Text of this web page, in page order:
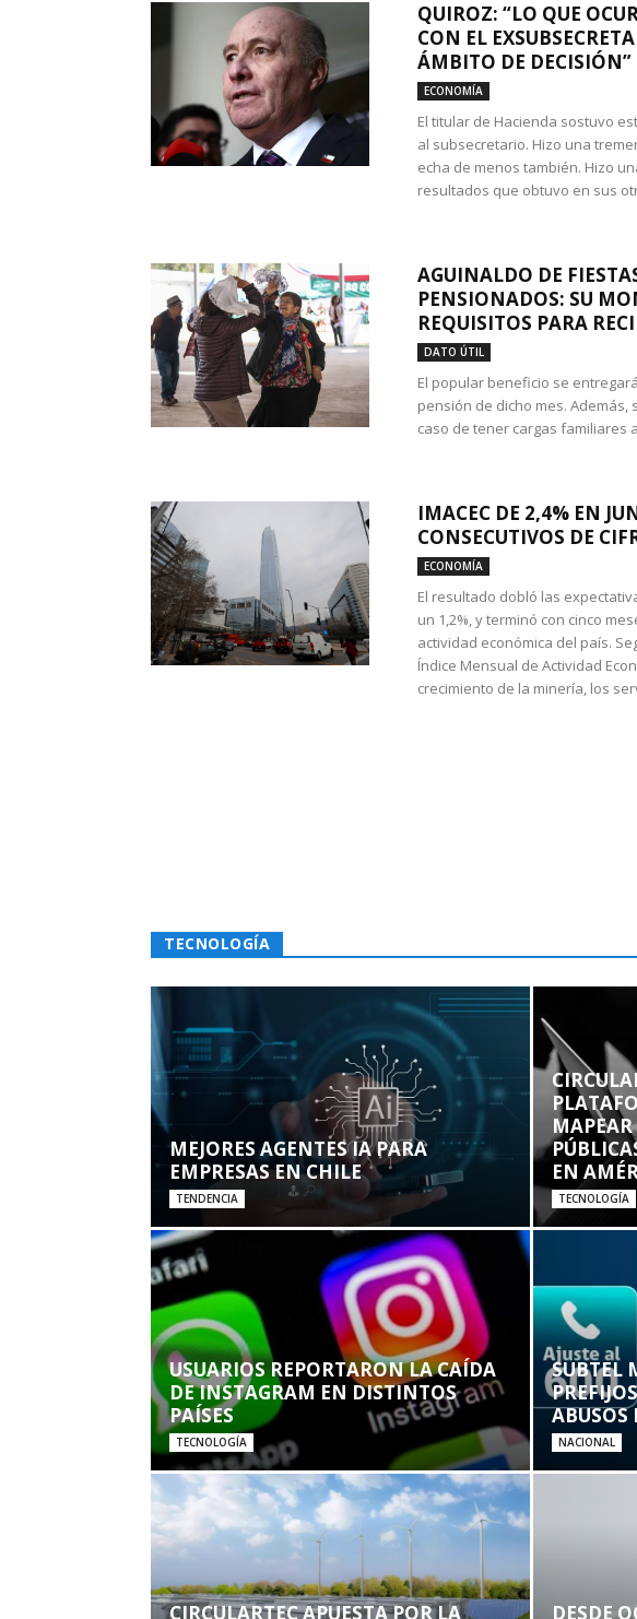
QUIROZ: “LO QUE
CON EL
ÁMBITO DE
ECONOMÍA
El titular de Hacienda sostuvo
al subsecretario. Hizo una
echa de menos también. Hizo
resultados que obtuvo en sus
AGUINALDO DE
PENSIONADOS: SU
REQUISITOS PARA
DATO ÚTIL
El popular beneficio se
pensión de dicho mes.
caso de tener cargas familiares
IMACEC DE 2,4% EN
CONSECUTIVOS DE
ECONOMÍA
El resultado dobló las
un 1,2%, y terminó con cinco
actividad económica del país.
Índice Mensual de Actividad
crecimiento de la minería, los
TECNOLOGÍA
MEJORES AGENTES IA PARA
EMPRESAS EN CHILE
TENDENCIA
EN
TECNOLOGÍA
USUARIOS REPORTARON LA CAÍDA
DE INSTAGRAM EN DISTINTOS
PAÍSES
TECNOLOGÍA
SUBTEL
ABUSOS
NACIONAL
CIRCULARTEC APUESTA POR LA DESDE